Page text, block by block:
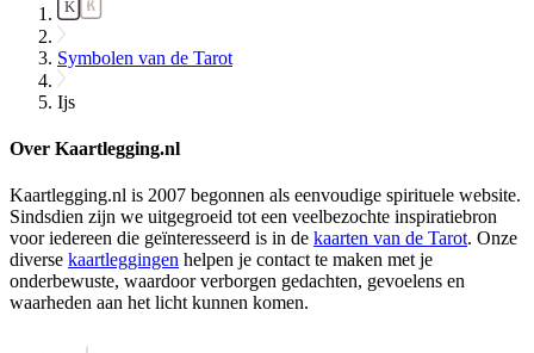
Symbolen van de Tarot
Ijs
Over Kaartlegging.nl
Kaartlegging.nl is 2007 begonnen als eenvoudige spirituele website.
Sindsdien zijn we uitgegroeid tot een veelbezochte inspiratiebron
voor iedereen die geïnteresseerd is in de kaarten van de Tarot. Onze
diverse kaartleggingen helpen je contact te maken met je
onderbewuste, waardoor verborgen gedachten, gevoelens en
waarheden aan het licht kunnen komen.